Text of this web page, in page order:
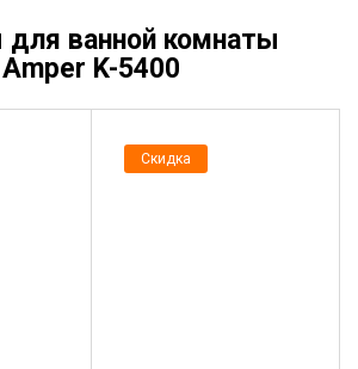
ванной комнаты
K-5400
Скидка